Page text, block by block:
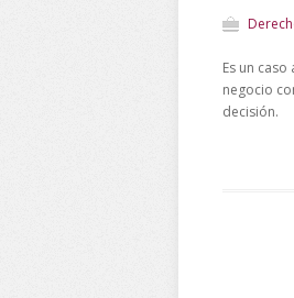
Es un
negocio
decisión.